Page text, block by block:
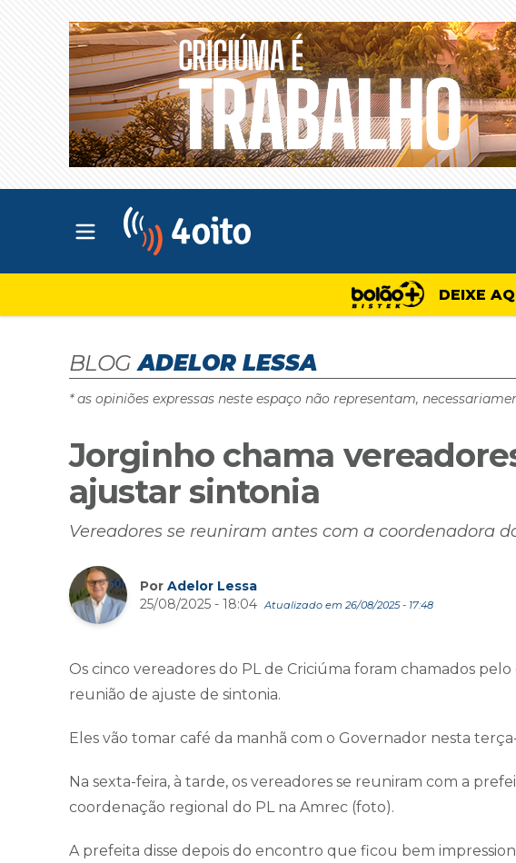
Abrir menu principal
DEIXE
BLOG ADELOR LESSA
* as opiniões expressas neste espaço não representam,
Jorginho chama
ajustar sintonia
Vereadores se reuniram antes com a coordenadora
Por Adelor Lessa
25/08/2025 - 18:04 Atualizado em 26/08/2025 - 17:48
Os cinco vereadores do PL de Criciúma foram chamados
reunião de ajuste de sintonia.
Eles vão tomar café da manhã com o Governador nesta
Na sexta-feira, à tarde, os vereadores se reuniram com a
coordenação regional do PL na Amrec (foto).
A prefeita disse depois do encontro que ficou bem